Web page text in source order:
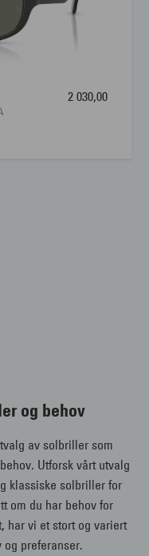
2 030,00
og behov
av solbriller som
Utforsk vårt utvalg
klassiske solbriller for
om du har behov for
har vi et stort og variert
preferanser.